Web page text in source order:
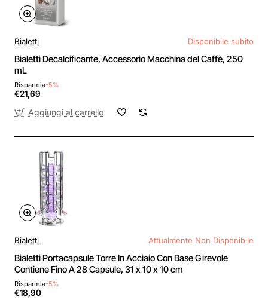
Bialetti Disponibile subito
Bialetti Decalcificante, Accessorio Macchina del Caffè, 250
mL
Risparmia-5%
€21,69
Aggiungi al carrello
Bialetti Attualmente Non Disponibile
Bialetti Portacapsule Torre In Acciaio Con Base Girevole
Contiene Fino A 28 Capsule, 31 x 10 x 10 cm
Risparmia-5%
€18,90